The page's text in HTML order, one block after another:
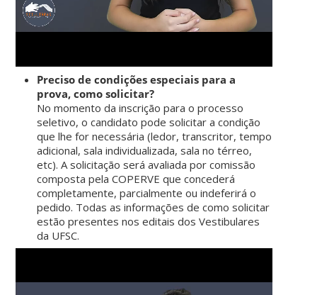
Preciso de condições especiais para a
prova, como solicitar?
No momento da inscrição para o processo
seletivo, o candidato pode solicitar a condição
que lhe for necessária (ledor, transcritor, tempo
adicional, sala individualizada, sala no térreo,
etc). A solicitação será avaliada por comissão
composta pela COPERVE que concederá
completamente, parcialmente ou indeferirá o
pedido. Todas as informações de como solicitar
estão presentes nos editais dos Vestibulares
da UFSC.